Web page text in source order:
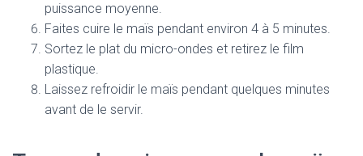
puissance moyenne.
Faites cuire le maïs pendant environ 4 à 5 minutes.
Sortez le plat du micro-ondes et retirez le film
plastique.
Laissez refroidir le maïs pendant quelques minutes
avant de le servir.